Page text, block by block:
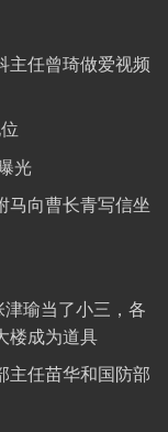
主任曾琦做爱视频
光
马向曹长青写信坐
津瑜当了小三，各
楼成为道具
主任苗华和国防部